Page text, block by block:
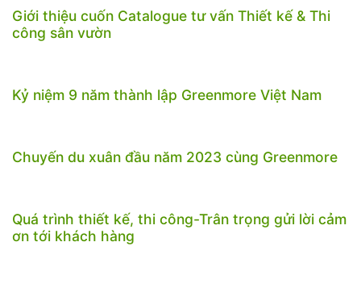
Giới thiệu cuốn Catalogue tư vấn Thiết kế & Thi
công sân vườn
Kỷ niệm 9 năm thành lập Greenmore Việt Nam
Chuyến du xuân đầu năm 2023 cùng Greenmore
Quá trình thiết kế, thi công-Trân trọng gửi lời cảm
ơn tới khách hàng